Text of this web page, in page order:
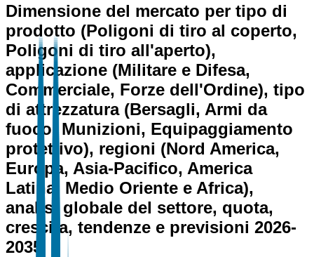
Dimensione del mercato per tipo di
prodotto (Poligoni di tiro al coperto,
Poligoni di tiro all'aperto),
applicazione (Militare e Difesa,
Commerciale, Forze dell'Ordine), tipo
di attrezzatura (Bersagli, Armi da
fuoco, Munizioni, Equipaggiamento
protettivo), regioni (Nord America,
Europa, Asia-Pacifico, America
Latina, Medio Oriente e Africa),
analisi globale del settore, quota,
crescita, tendenze e previsioni 2026-
2035